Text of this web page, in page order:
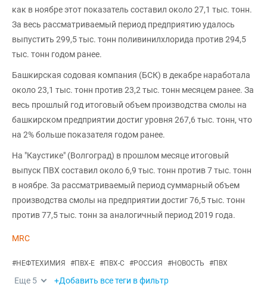
как в ноябре этот показатель составил около 27,1 тыс. тонн.
За весь рассматриваемый период предприятию удалось
выпустить 299,5 тыс. тонн поливинилхлорида против 294,5
тыс. тонн годом ранее.
Башкирская содовая компания (БСК) в декабре наработала
около 23,1 тыс. тонн против 23,2 тыс. тонн месяцем ранее. За
весь прошлый год итоговый объем производства смолы на
башкирском предприятии достиг уровня 267,6 тыс. тонн, что
на 2% больше показателя годом ранее.
На "Каустике" (Волгоград) в прошлом месяце итоговый
выпуск ПВХ составил около 6,9 тыс. тонн против 7 тыс. тонн
в ноябре. За рассматриваемый период суммарный объем
производства смолы на предприятии достиг 76,5 тыс. тонн
против 77,5 тыс. тонн за аналогичный период 2019 года.
MRC
#НЕФТЕХИМИЯ #ПВХ-Е #ПВХ-С #РОССИЯ #НОВОСТЬ #ПВХ
Еще 5 +Добавить все теги в фильтр